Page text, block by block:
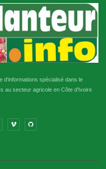
d'informations spécialisé dans le
au secteur agricole en Côte d'Ivoire